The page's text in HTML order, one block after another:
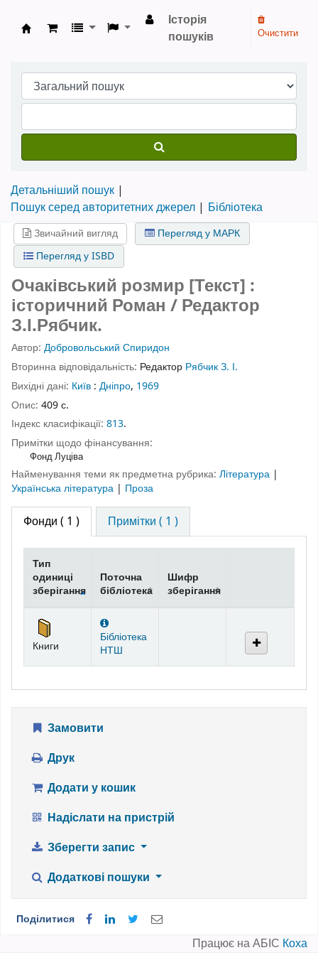
Бібліотека НТШ › Електронний каталог
Історія
пошуків
Очистити
Детальніший пошук
Пошук серед авторитетних джерел
Бібліотека
Звичайний вигляд
Перегляд у МАРК
Перегляд у ISBD
Очаківський розмир [Текст] :
історичний Роман / Редактор
З.І.Рябчик.
Автор: Добровольський Спиридон
Вторинна відповідальність: Редактор Рябчик З. І.
Вихідні дані: Київ : Дніпро, 1969
Опис: 409 с.
Індекс класифікації: 813.
Примітки щодо фінансування:
Фонд Луціва
Найменування теми як предметна рубрика: Література |
Українська література | Проза
Фонди ( 1 ) Примітки ( 1 )
Фонди
Тип
одиниці
зберігання
Поточна
бібліотека
Шифр
зберігання
Книги
Бібліотека
НТШ
Замовити
Друк
Додати у кошик
Надіслати на пристрій
Зберегти запис
Додаткові пошуки
Поділитися
Працює на АБІС Коха